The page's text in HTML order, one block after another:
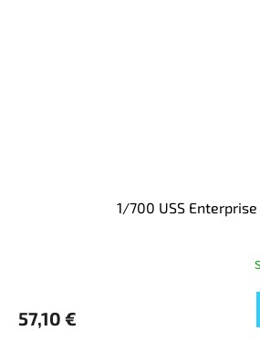
1/700 USS Enterprise
57,10 €